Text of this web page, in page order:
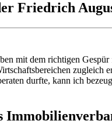
Friedrich
mit dem richtigen
durfte, kann ich